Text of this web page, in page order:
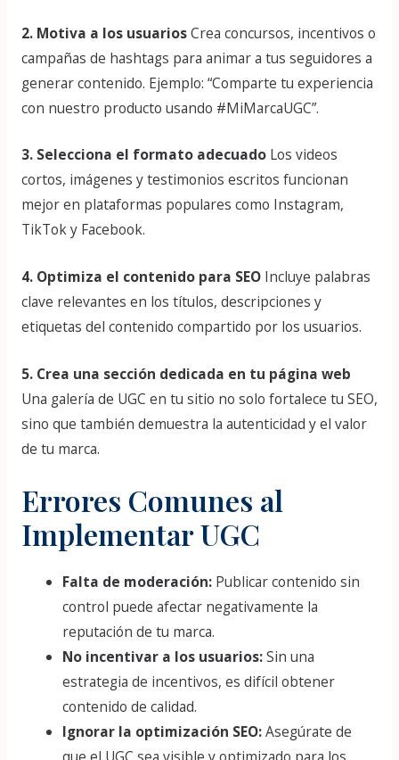
2. Motiva a los usuariosCrea concursos, incentivos o
campañas de hashtags para animar a tus seguidores a
generar contenido. Ejemplo: “Comparte tu experiencia
con nuestro producto usando #MiMarcaUGC”.
3. Selecciona el formato adecuadoLos videos
cortos, imágenes y testimonios escritos funcionan
mejor en plataformas populares como Instagram,
TikTok y Facebook.
4. Optimiza el contenido para SEOIncluye palabras
clave relevantes en los títulos, descripciones y
etiquetas del contenido compartido por los usuarios.
5. Crea una sección dedicada en tu página web
Una galería de UGC en tu sitio no solo fortalece tu SEO,
sino que también demuestra la autenticidad y el valor
de tu marca.
Errores Comunes al
Implementar UGC
Falta de moderación: Publicar contenido sin
control puede afectar negativamente la
reputación de tu marca.
No incentivar a los usuarios:Sin una
estrategia de incentivos, es difícil obtener
contenido de calidad.
Ignorar la optimización SEO:Asegúrate de